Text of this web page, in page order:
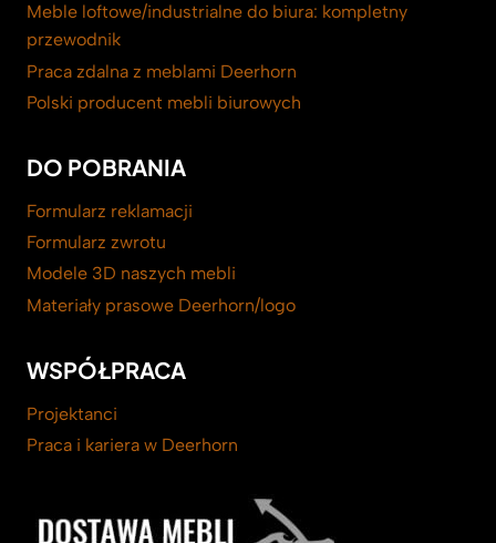
Meble loftowe/industrialne do biura: kompletny
przewodnik
Praca zdalna z meblami Deerhorn
Polski producent mebli biurowych
DO POBRANIA
Formularz reklamacji
Formularz zwrotu
Modele 3D naszych mebli
Materiały prasowe Deerhorn/logo
WSPÓŁPRACA
Projektanci
Praca i kariera w Deerhorn